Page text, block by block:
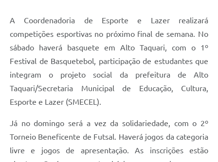
A Coordenadoria de Esporte e Lazer realizará
competições esportivas no próximo final de semana. No
sábado haverá basquete em Alto Taquari, com o 1º
Festival de Basquetebol, participação de estudantes que
integram o projeto social da prefeitura de Alto
Taquari/Secretaria Municipal de Educação, Cultura,
Esporte e Lazer (SMECEL).
Já no domingo será a vez da solidariedade, com o 2º
Torneio Beneficente de Futsal. Haverá jogos da categoria
livre e jogos de apresentação. As inscrições estão